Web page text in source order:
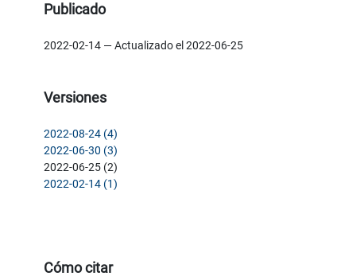
Publicado
2022-02-14 — Actualizado el 2022-06-25
Versiones
2022-08-24 (4)
2022-06-30 (3)
2022-06-25 (2)
2022-02-14 (1)
Cómo citar